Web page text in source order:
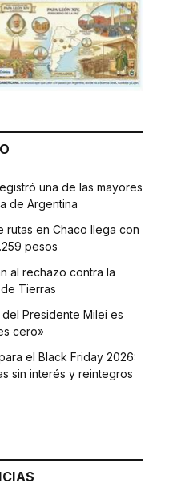
una de las mayores
de Argentina
rutas en Chaco llega con
pesos
al rechazo contra la
Tierras
Presidente Milei es
cero»
el Black Friday 2026:
sin interés y reintegros